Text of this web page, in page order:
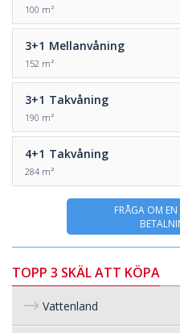
100 m²
3+1 Mellanvåning
152 m²
3+1 Takvåning
190 m²
4+1 Takvåning
284 m²
FRÅGA OM EN
TOPP 3 SKÄL ATT KÖPA
Vattenland